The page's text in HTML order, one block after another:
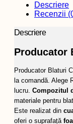
Descriere
Recenzii
Descriere
Producator
Producator Blaturi
la comandă. Alege
lucru. Compozitul
materiale pentru
Este realizat din
oferi o suprafață